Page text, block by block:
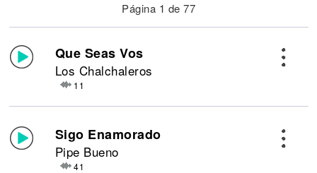
Página 1 de 77
Que Seas Vos
Los Chalchaleros
11
Sigo Enamorado
Pipe Bueno
41